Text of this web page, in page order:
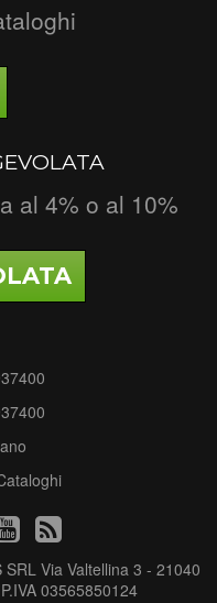
al 4% o al 10%
Via Valtellina 3 - 21040
03565850124